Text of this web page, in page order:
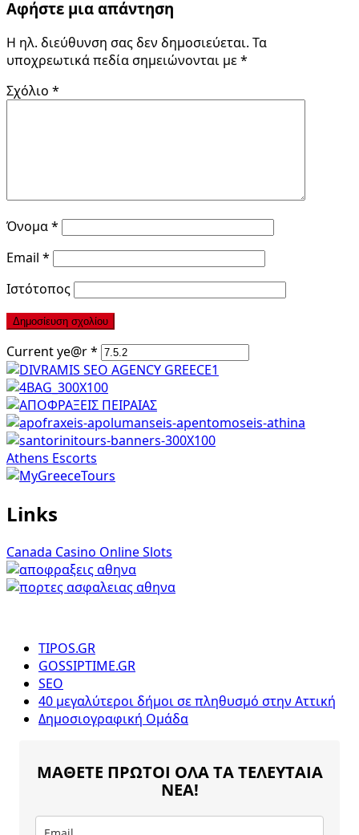
Αφήστε μια απάντηση
Η ηλ. διεύθυνση σας δεν δημοσιεύεται. Τα
υποχρεωτικά πεδία σημειώνονται με*
Σχόλιο *
Όνομα*
Email *
Ιστότοπος
Current ye@r*
Athens Escorts
Links
Canada Casino Online Slots
TIPOS.GR
GOSSIPTIME.GR
SEO
40 μεγαλύτεροι δήμοι σε πληθυσμό στην Αττική
Δημοσιογραφική Ομάδα
ΜΑΘΕΤΕ ΠΡΩΤΟΙ ΟΛΑ ΤΑ ΤΕΛΕΥΤΑΙΑ
ΝΕΑ!